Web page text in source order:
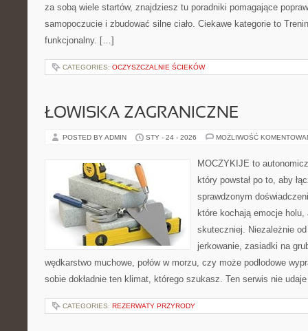
za sobą wiele startów, znajdziesz tu poradniki pomagające
samopoczucie i zbudować silne ciało. Ciekawe kategorie to
funkcjonalny. […]
CATEGORIES: OCZYSZCZALNIE ŚCIEKÓW
ŁOWISKA ZAGRANICZNE
POSTED BY ADMIN STY - 24 - 2026 MOŻLIWOŚĆ
MOCZYKIJE to
który powstał po to, aby
sprawdzonym
które kochają emocje
skuteczniej. Niezależnie
jerkowanie, zasiadki na
wędkarstwo muchowe, połów w morzu, czy może podlodowe
sobie dokładnie ten klimat, którego szukasz. Ten serwis nie
CATEGORIES: REZERWATY PRZYRODY